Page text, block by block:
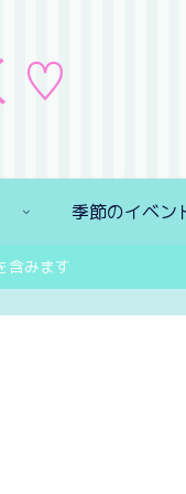
♡
季節のイベン
含みます